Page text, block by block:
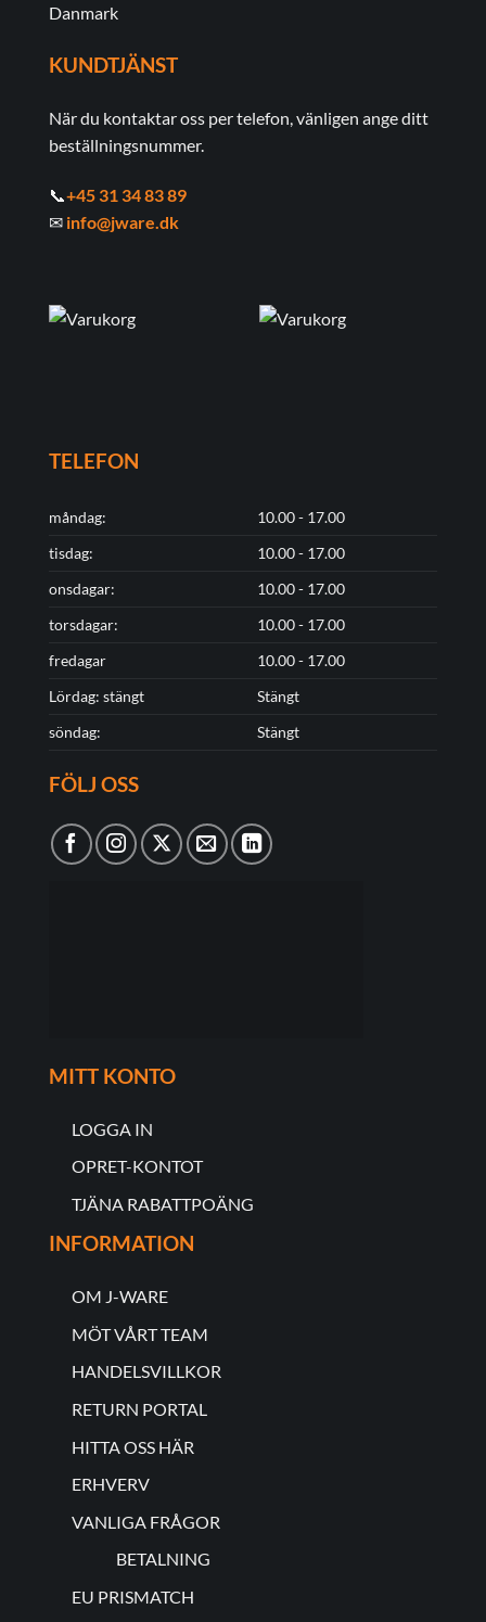
Danmark
KUNDTJÄNST
När du kontaktar oss per telefon, vänligen ange ditt
beställningsnummer.
📞+45 31 34 83 89
✉ info@jware.dk
TELEFON
måndag:
10.00 - 17.00
tisdag:
10.00 - 17.00
onsdagar:
10.00 - 17.00
torsdagar:
10.00 - 17.00
fredagar
10.00 - 17.00
Lördag: stängt
Stängt
söndag:
Stängt
FÖLJ OSS
MITT KONTO
LOGGA IN
OPRET-KONTOT
TJÄNA RABATTPOÄNG
INFORMATION
OM J-WARE
MÖT VÅRT TEAM
HANDELSVILLKOR
RETURN PORTAL
HITTA OSS HÄR
ERHVERV
VANLIGA FRÅGOR
BETALNING
EU PRISMATCH